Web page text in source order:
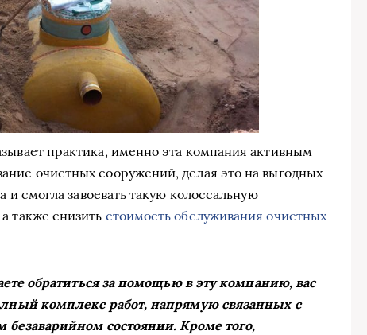
практика, именно эта компания активным
очистных сооружений, делая это на выгодных
и смогла завоевать такую колоссальную
также снизить стоимость обслуживания очистных
обратиться за помощью в эту компанию, вас
комплекс работ, напрямую связанных с
состоянии. Кроме того,